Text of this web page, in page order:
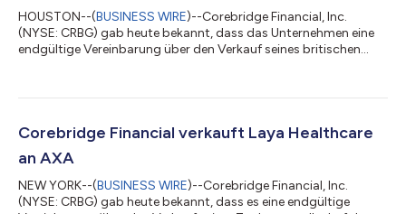
HOUSTON--(BUSINESS WIRE)--Corebridge Financial, Inc.
(NYSE: CRBG) gab heute bekannt, dass das Unternehmen eine
endgültige Vereinbarung über den Verkauf seines britischen
bar getroffen hat. Der Verkauf wird voraussichtlich in der ersten
Abschlussbedingungen, einschließlich der behördlichen
Genehmigungen abgeschlossen. Peter...
Corebridge Financial verkauft Laya Healthcare
an AXA
NEW YORK--(BUSINESS WIRE)--Corebridge Financial, Inc.
(NYSE: CRBG) gab heute bekannt, dass es eine endgültige